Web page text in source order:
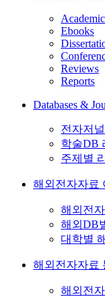
Ebooks
Reviews
Reports
Databases &
전자저
학술DB
주제별
해외전자자료
해외전
해외DB
대학별
해외전자자료
해외전